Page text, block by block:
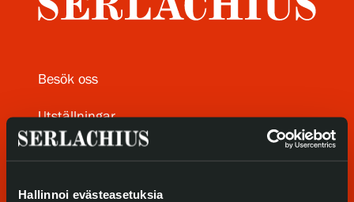
Hallinnoi evästeasetuksia
Hållbarhet hos Serlachius
Dataskydd
Webshop
Besök oss
Utställningar
Serlachius Residens